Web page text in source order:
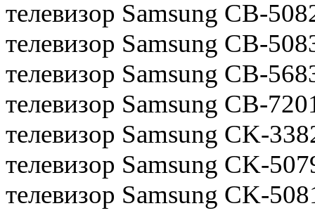
телевизор Samsung CB-
телевизор Samsung CB-
телевизор Samsung CB-
телевизор Samsung CB-
телевизор Samsung CK-
телевизор Samsung CK-
телевизор Samsung CK-